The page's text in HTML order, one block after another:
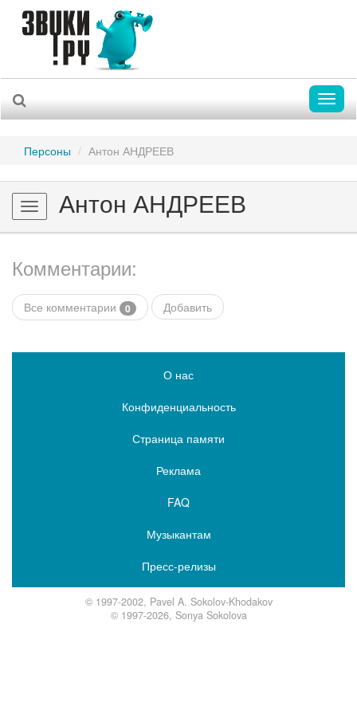
Персоны Антон АНДРЕЕВ
Toggle
navigation
Антон АНДРЕЕВ
Комментарии:
Все комментарии 0 Добавить
О нас
Конфиденциальность
Страница памяти
Реклама
FAQ
Музыкантам
Пресс-релизы
© 1997-2002, Pavel A. Sokolov-Khodakov
© 1997-2026, Sonya Sokolova